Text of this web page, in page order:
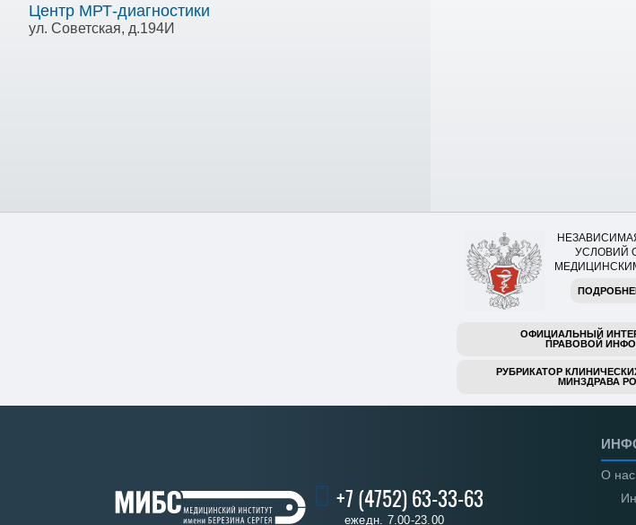
Центр МРТ-диагностики
ул. Советская, д.194И
УСЛОВИЙ
ОФИЦИАЛЬНЫЙ
ПРАВОВОЙ
РУБРИКАТОР
МИНЗДРАВА
+7 (4752) 63-33-63
ежедн. 7.00-23.00
О нас